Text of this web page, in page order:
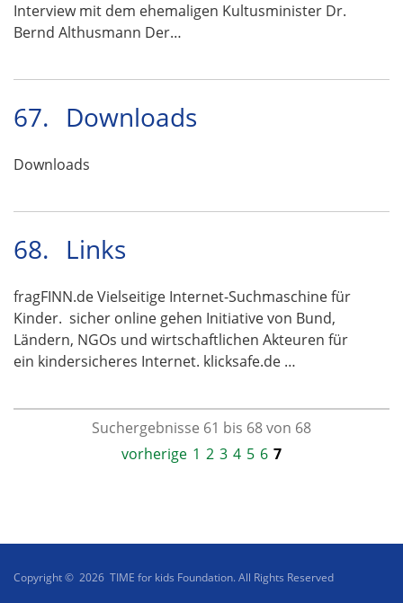
Interview mit dem ehemaligen Kultusminister Dr.
Bernd Althusmann Der…
67. Downloads
Downloads
68. Links
fragFINN.de Vielseitige Internet-Suchmaschine für
Kinder. sicher online gehen Initiative von Bund,
Ländern, NGOs und wirtschaftlichen Akteuren für
ein kindersicheres Internet. klicksafe.de …
Suchergebnisse 61 bis 68 von 68
vorherige 1 2 3 4 5 6 7
Copyright © 2026 TIME for kids Foundation. All Rights Reserved